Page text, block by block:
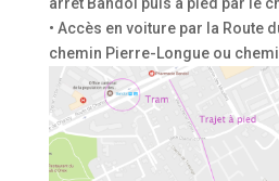
arrêt Bandol puis à pied par le
• Accès en voiture par la Route
chemin Pierre-Longue ou